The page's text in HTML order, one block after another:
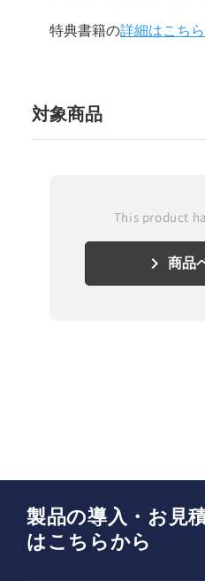
特典書籍の詳細はこちら
対象商品
This product
keyboard_arrow_right 商品
製品の導入・お見
はこちらから